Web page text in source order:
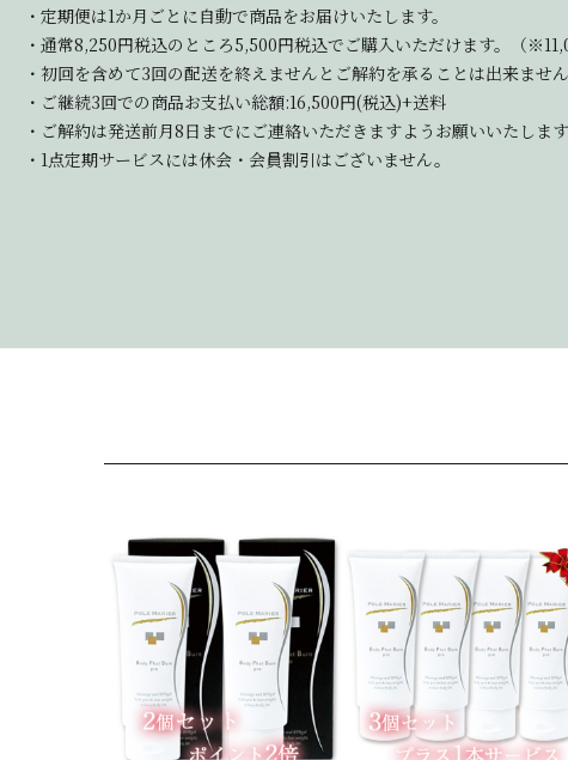
・定期便は1か月ごとに自動で商品をお届けいたします。
・通常8,250円税込のところ5,500円税込でご購入いただけます。（
・初回を含めて3回の配送を終えませんとご解約を承ることは出来ません
・ご継続3回での商品お支払い総額:16,500円(税込)+送料
・ご解約は発送前月8日までにご連絡いただきますようお願いいたします
・1点定期サービスには休会・会員割引はございません。